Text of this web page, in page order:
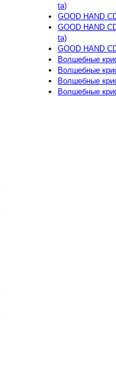
ta)
GOOD HAND
GOOD HAND
ta)
GOOD HAND
Волшебные
Волшебные
Волшебные
Волшебные